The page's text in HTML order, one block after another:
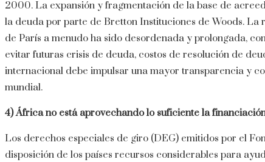
2000. La expansión y fragmentación de la base de
la deuda por parte de Bretton Instituciones de Woods.
de París a menudo ha sido desordenada y prolongada,
evitar futuras crisis de deuda, costos de resolución de
internacional debe impulsar una mayor transparencia y
mundial.
4) África no está aprovechando lo suficiente la
Los derechos especiales de giro (DEG) emitidos por el
disposición de los países recursos considerables para